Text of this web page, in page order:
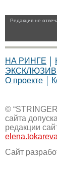
Pедакция не
НА РИНГЕ
ЭКСКЛЮЗИВ
О проекте
©
сайта
редакции
Сайт